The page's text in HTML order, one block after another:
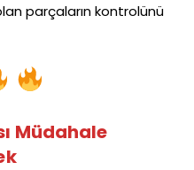
parçaların kontrolünü
Müdahale